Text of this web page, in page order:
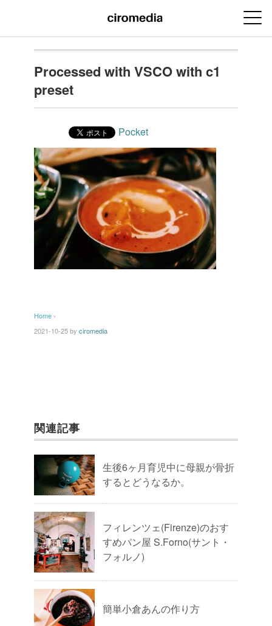
Processed with VSCO with c1
preset
Pocket
Home ›
2021-10-25by ciromedia
関連記事
生後6ヶ月育児中に母親が骨折
するとどうなるか。
フィレンツェ(Firenze)のおす
すめパン屋 S.Forno(サント・
フォルノ)
簡単小倉あんの作り方